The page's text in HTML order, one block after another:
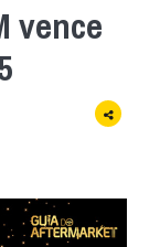
vence